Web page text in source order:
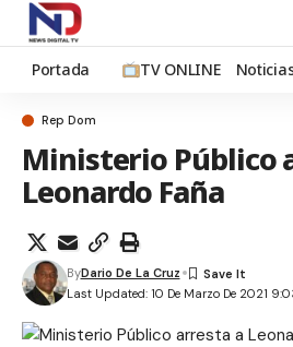
Portada TV ONLINE
Rep Dom
Ministerio Público
Leonardo Faña
Last Updated: 10 De Marzo De 2021
ByDario De La Cruz